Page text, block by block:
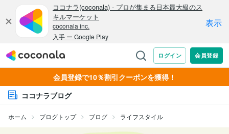
会員登録で10％割引クーポンを獲得！
ココナラブログ
ホーム ブログトップ ブログ ライフスタイル